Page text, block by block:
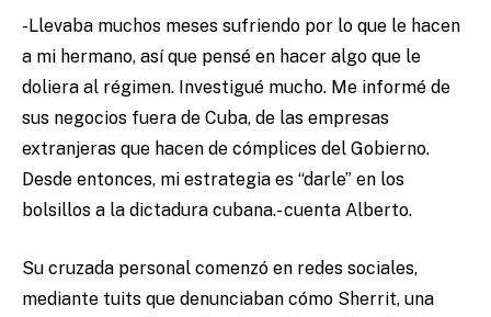
-Llevaba muchos meses sufriendo por lo que le hacen
a mi hermano, así que pensé en hacer algo que le
doliera al régimen. Investigué mucho. Me informé de
sus negocios fuera de Cuba, de las empresas
extranjeras que hacen de cómplices del Gobierno.
Desde entonces, mi estrategia es “darle” en los
bolsillos a la dictadura cubana.- cuenta Alberto.
Su cruzada personal comenzó en redes sociales,
mediante tuits que denunciaban cómo Sherrit, una